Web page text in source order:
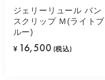
ジェリーリュール バン
スクリップ Ｍ(ライトブ
ルー)
¥ 16,500 (税込)